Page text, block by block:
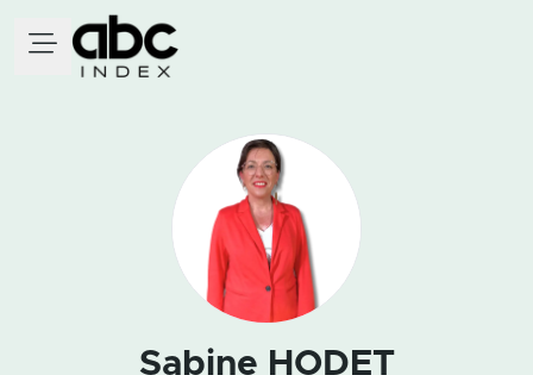
Sabine HODET